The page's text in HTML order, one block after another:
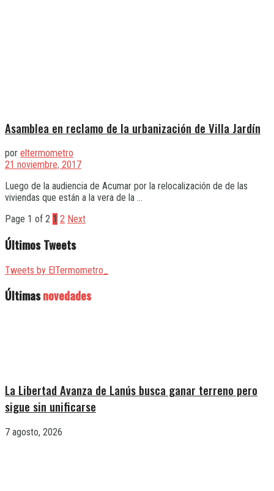
Asamblea en reclamo de la urbanización de Villa Jardín
por eltermometro
21 noviembre, 2017
Luego de la audiencia de Acumar por la relocalización de de las
viviendas que están a la vera de la ...
Page 1 of 2 1 2 Next
Últimos Tweets
Tweets by ElTermometro_
Últimasnovedades
La Libertad Avanza de Lanús busca ganar terreno pero
sigue sin unificarse
7 agosto, 2026